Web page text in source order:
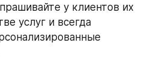
у клиентов их
услуг и всегда